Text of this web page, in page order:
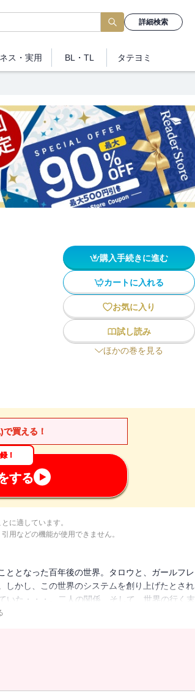
詳細検索
ス ・実用 BL・TL タテヨミ
購入手続きに進む
カートに入れる
お気に入り
試し読み
ほかの巻を見る
で買える！
！
する
に適しています。
用などの機能が使用できません。
ととなった百年後の世界。タロウと、ガールフレ
しかし、この世界のシステムを創り上げたとされ
いた・・・。二人の関係、そして、世界の行く末
ジーマンガ完結巻が配信開始！電子書籍限定描